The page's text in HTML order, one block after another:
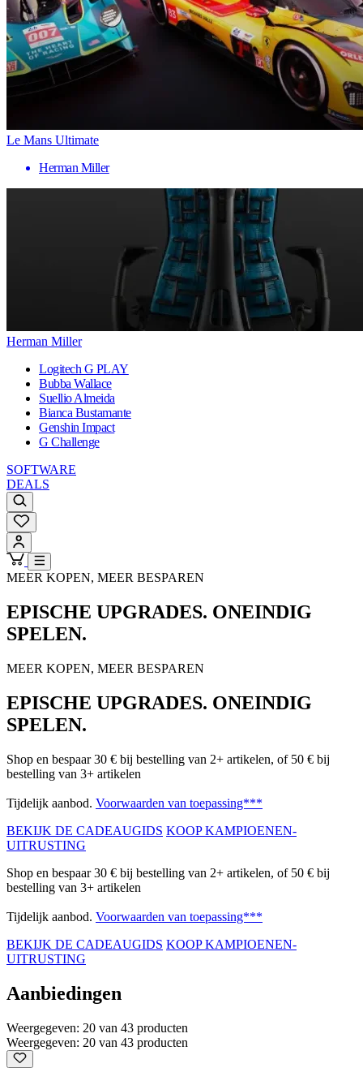
Le Mans Ultimate
Herman Miller
Herman Miller
Logitech G PLAY
Bubba Wallace
Suellio Almeida
Bianca Bustamante
Genshin Impact
G Challenge
SOFTWARE
DEALS
MEER KOPEN, MEER BESPAREN
EPISCHE UPGRADES. ONEINDIG
SPELEN.
MEER KOPEN, MEER BESPAREN
EPISCHE UPGRADES. ONEINDIG
SPELEN.
Shop en bespaar 30 € bij bestelling van 2+ artikelen, of 50 € bij
bestelling van 3+ artikelen
Tijdelijk aanbod. Voorwaarden van toepassing***
BEKIJK DE CADEAUGIDS KOOP KAMPIOENEN-
UITRUSTING
Shop en bespaar 30 € bij bestelling van 2+ artikelen, of 50 € bij
bestelling van 3+ artikelen
Tijdelijk aanbod. Voorwaarden van toepassing***
BEKIJK DE CADEAUGIDS KOOP KAMPIOENEN-
UITRUSTING
Aanbiedingen
Weergegeven: 20 van 43 producten
Weergegeven: 20 van 43 producten